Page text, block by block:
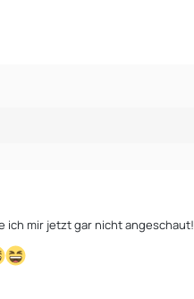
ich mir jetzt gar nicht angeschaut!